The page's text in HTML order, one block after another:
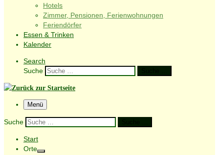
Hotels
Zimmer, Pensionen, Ferienwohnungen
Feriendörfer
Essen & Trinken
Kalender
Search
Suche
Suche …
Menü
Suche Suche …
Start
Orte